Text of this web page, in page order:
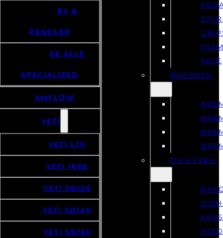
BY &
PENDLER
SE ALLE
SPECIALIZED
AMFLOW
YETI
YETI LTE
YETI 160E
YETI SB120
YETI SB140
YETI SB160
SETE
BREMSER
DRIVVERK